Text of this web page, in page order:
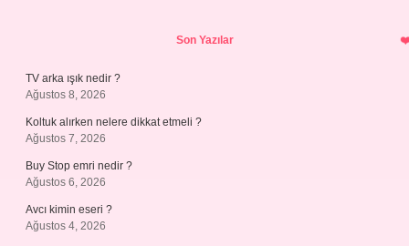
Son Yazılar
TV arka ışık nedir ?
Ağustos 8, 2026
Koltuk alırken nelere dikkat etmeli ?
Ağustos 7, 2026
Buy Stop emri nedir ?
Ağustos 6, 2026
Avcı kimin eseri ?
Ağustos 4, 2026